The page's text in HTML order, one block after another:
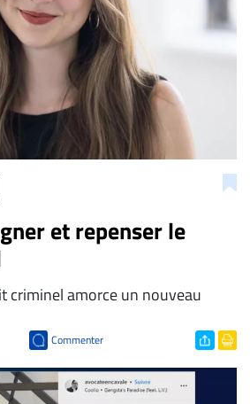
et repenser le
criminel amorce un nouveau
Commenter